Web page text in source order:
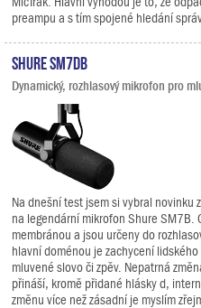
preampu a s tím spojené hledání
Shure SM7dB
Dynamický, rozhlasový mikrofon pro
Na dnešní test jsem si vybral novinku
na legendární mikrofon Shure SM7B.
membránou a jsou určeny do
hlavní doménou je zachycení
mluvené slovo či zpěv. Nepatrná
přináší, kromě přidané hlásky d,
změnu více než zásadní je myslím